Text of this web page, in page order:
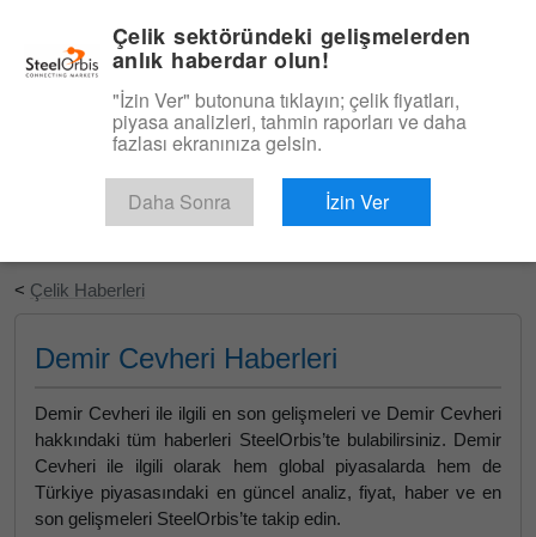
Ücretsiz Deneyin
< Çelik Haberleri
Demir Cevheri Haberleri
Demir Cevheri ile ilgili en son gelişmeleri ve Demir Cevheri
hakkındaki tüm haberleri SteelOrbis’te bulabilirsiniz. Demir
Cevheri ile ilgili olarak hem global piyasalarda hem de
Türkiye piyasasındaki en güncel analiz, fiyat, haber ve en
son gelişmeleri SteelOrbis’te takip edin.
Çelik sektöründeki gelişmelerden
anlık haberdar olun!
"İzin Ver" butonuna tıklayın; çelik fiyatları,
piyasa analizleri, tahmin raporları ve daha
fazlası ekranınıza gelsin.
Daha Sonra İzin Ver